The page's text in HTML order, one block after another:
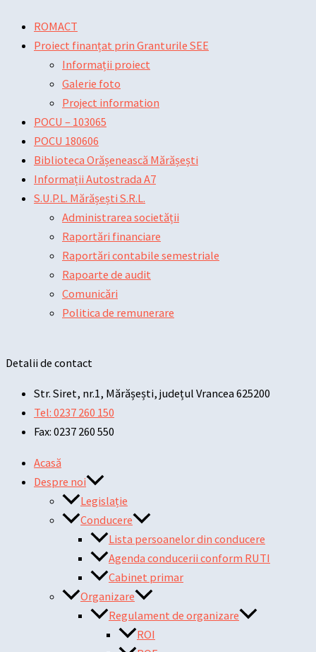
content
Menu
ROMACT
Proiect finanțat prin Granturile SEE
Informații proiect
Galerie foto
Project information
POCU – 103065
POCU 180606
Biblioteca Orășenească Mărășești
Informații Autostrada A7
S.U.P.L. Mărășești S.R.L.
Administrarea societății
Raportări financiare
Raportări contabile semestriale
Rapoarte de audit
Comunicări
Politica de remunerare
Detalii de contact
Str. Siret, nr.1, Mărășești, județul Vrancea 625200
Tel: 0237 260 150
Fax: 0237 260 550
Acasă
Despre noi
Legislație
Conducere
Lista persoanelor din conducere
Agenda conducerii conform RUTI
Cabinet primar
Organizare
Regulament de organizare
ROI
Menunavigation